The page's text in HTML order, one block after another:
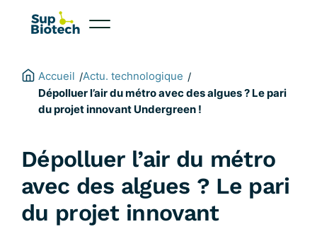
Accueil /Actu. technologique /
Dépolluer l’air du métro avec des algues ? Le pari
du projet innovant Undergreen !
Dépolluer l’air du métro
avec des algues ? Le pari
du projet innovant